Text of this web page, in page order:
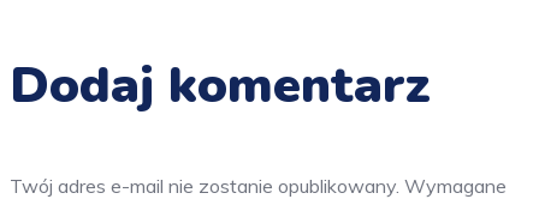
Dodaj komentarz
Twój adres e-mail nie zostanie opublikowany. Wymagane